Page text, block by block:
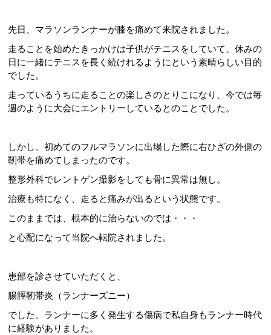
先日、マラソンランナーが膝を痛めて来院されました。
走ることを始めたきっかけは子供がテニスをしていて、休みの
日に一緒にテニスを長く続けれるようにという素晴らしい目的
でした。
走っているうちに走ることの楽しさのとりこになり、今では毎
週のように大会にエントリーしているとのことでした。
しかし、初めてのフルマラソンに出場した際に右ひざの外側の
靭帯を痛めてしまったのです。
整形外科でレントゲン撮影をしても骨に異常は無し。
治療も特になく、走ると痛みが出るという状態です。
このままでは、根本的に治らないのでは・・・
と心配になって当院へ転院されました。
患部を診させていただくと、
腸脛靭帯炎（ランナーズニー）
でした。ランナーに多く発生する傷病で私自身もランナー時代
に経験がありました。